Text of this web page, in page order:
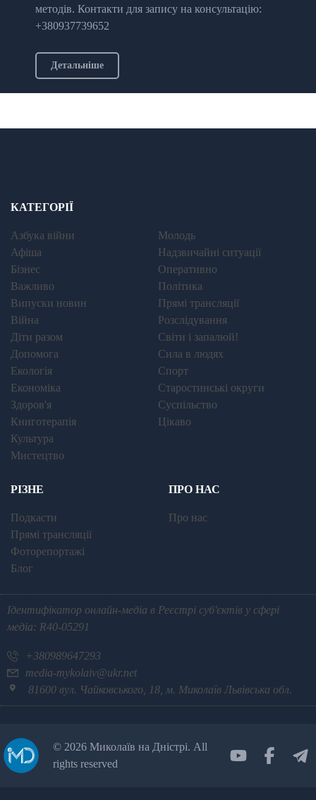
методів. Контакти для запису на консультацію:
+380937739652
Детальніше
КАТЕГОРІЇ
Азбука війни
Афіша
Бізнес
Важливо
Випуски новин
Війна
Діти разом
Допомога
Екологія
Економіка
Здоров'я
Книготерапія
Культура
Мистецтво
Молодь
Надзвичайні ситуації
Оперативно
Політика
Прямі трансляції
Розслідування
Світи і запалюй!
Сила в людях
Спорт
Старостинські округи
Суспільство
Цікаво
РІЗНЕ
Подкасти
Прямі трансляції
Фоторепортажі
Блог
ПРО НАС
Про нас
Ідентифікатор онлайн-медіа в Реєстрі суб'єктів у сфері
медіа: R40-05291
+380989647293
media-mykolaiv@ukr.net
81600 вул. Чайковського, 18, м. Миколаїв Львівська обл.
© 2026 Миколаїв на Дністрі. All
rights reserved